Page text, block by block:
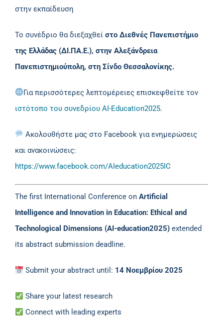
στην εκπαίδευση
Το συνέδριο θα διεξαχθεί στο Διεθνές Πανεπιστήμιο
της Ελλάδας (ΔΙ.ΠΑ.Ε.), στην Αλεξάνδρεια
Πανεπιστημιούπολη, στη Σίνδο Θεσσαλονίκης.
Για περισσότερες λεπτομέρειες επισκεφθείτε τον
ιστότοπο του συνεδρίου AI-Education2025.
Ακολουθήστε μας στο Facebook για ενημερώσεις
και ανακοινώσεις:
https://www.facebook.com/AIeducation2025IC
The first International Conference on Artificial
Intelligence and Innovation in Education: Ethical and
Technological Dimensions (AI-education2025)extended
its abstract submission deadline.
Submit your abstract until: 14 Νοεμβρίου 2025
Share your latest research
Connect with leading experts